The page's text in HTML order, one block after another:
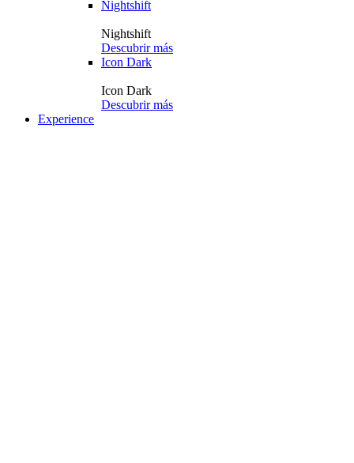
Nightshift
Nightshift
Descubrir más
Icon Dark
Icon Dark
Descubrir más
Experience